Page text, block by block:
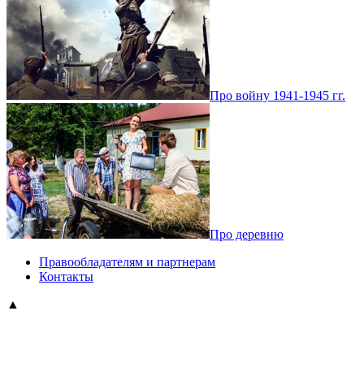
Про войну 1941-1945 гг.
Про деревню
Правообладателям и партнерам
Контакты
▲